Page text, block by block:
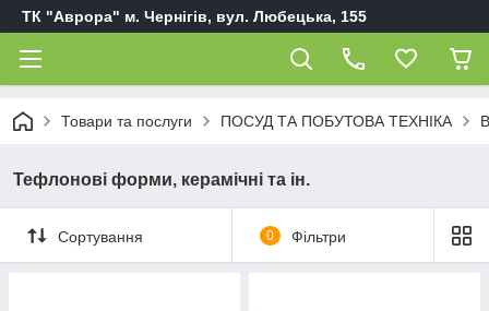
ТК "Аврора" м. Чернігів, вул. Любецька, 155
Товари та послуги ПОСУД ТА ПОБУТОВА ТЕХНІКА
Тефлонові форми, керамічні та ін.
Сортування 0 Фільтри